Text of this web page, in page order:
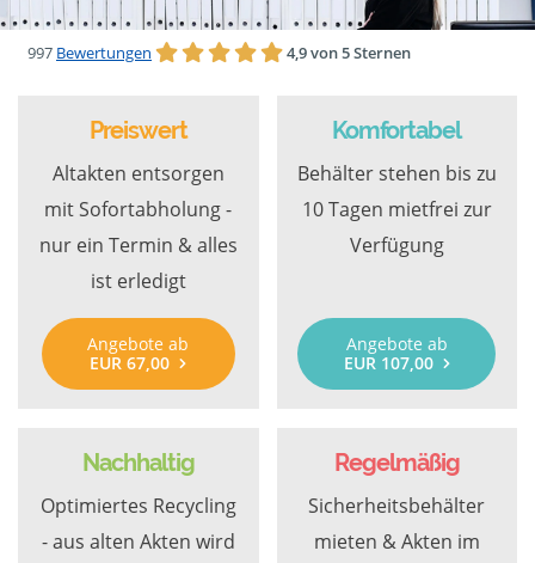
997 Bewertungen 4,9 von 5 Sternen
Preiswert
Altakten entsorgen
mit Sofortabholung -
nur ein Termin & alles
ist erledigt
Angebote ab
EUR 67,00
Komfortabel
Behälter stehen bis zu
10 Tagen mietfrei zur
Verfügung
Angebote ab
EUR 107,00
Nachhaltig
Optimiertes Recycling
- aus alten Akten wird
Regelmäßig
Sicherheitsbehälter
mieten & Akten im